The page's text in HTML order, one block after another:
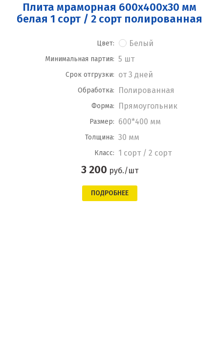
Плита мраморная 600x400x30 мм
белая 1 сорт / 2 сорт полированная
Цвет: Белый
Минимальная партия: 5 шт
Срок отгрузки: от 3 дней
Обработка: Полированная
Форма: Прямоугольник
Размер: 600*400 мм
Толщина: 30 мм
Класс: 1 сорт / 2 сорт
3 200 руб./шт
ПОДРОБНЕЕ